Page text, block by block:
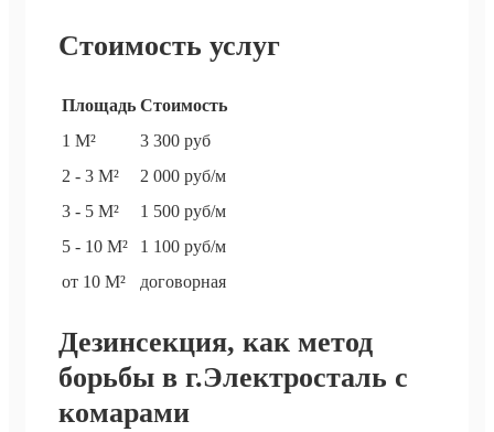
Стоимость услуг
Площадь Стоимость
1 М²
3 300 руб
2 - 3 М²
2 000 руб/м
3 - 5 М²
1 500 руб/м
5 - 10 М²
1 100 руб/м
от 10 М²
договорная
Дезинсекция, как метод
борьбы в г.Электросталь с
комарами